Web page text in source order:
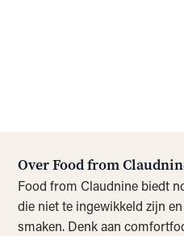
Over Food from
Food from Claudnine biedt
die niet te ingewikkeld zijn
smaken. Denk aan